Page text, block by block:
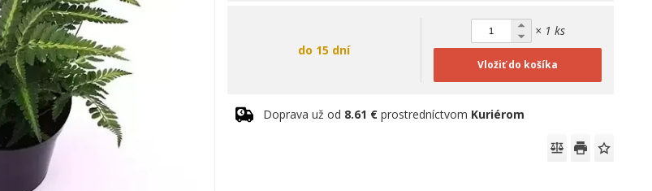
do 15 dní
× 1 ks
Vložiť do košíka
Doprava už od 8.61 € prostredníctvom Kuriérom